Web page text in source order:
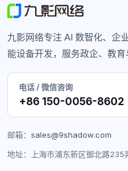
九影网络专注 AI 数智化、企
能设备开发，服务政企、教育
电话 / 微信咨询
+86 150-0056-8602
邮箱： sales@9shadow.com
地址：上海市浦东新区御北路